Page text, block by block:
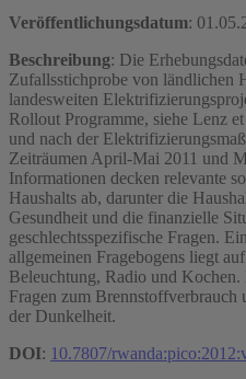
Veröffentlichungsdatum:
Beschreibung: Die
Zufallsstichprobe von ländlichen
landesweiten
Rollout Programme, siehe Lenz
und nach der
Zeiträumen April-Mai 2011 und
Informationen decken relevante
Haushalts ab, darunter die
Gesundheit und die finanzielle
geschlechtsspezifische Fragen.
allgemeinen Fragebogens liegt
Beleuchtung, Radio und Kochen.
Fragen zum
der Dunkelheit.
DOI: 10.7807/